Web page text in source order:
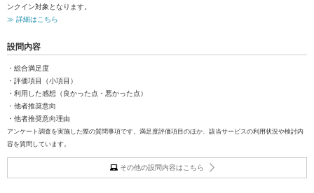
ンクイン対象となります。
≫ 詳細はこちら
設問内容
・総合満足度
・評価項目（小項目）
・利用した感想（良かった点・悪かった点）
・他者推奨意向
・他者推奨意向理由
アンケート調査を実施した際の質問事項です。満足度評価項目のほか、該当サービスの利用状況や検討内
容を質問しています。
その他の設問内容はこちら